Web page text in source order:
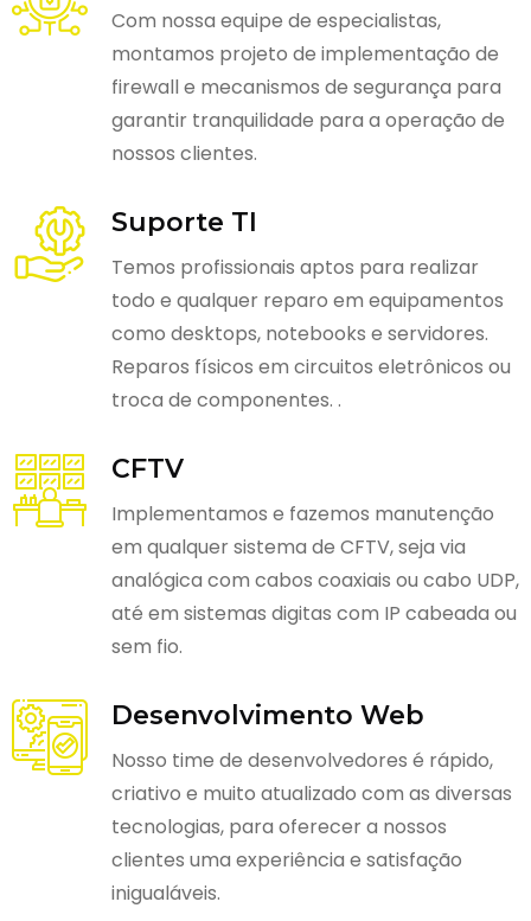
Com nossa equipe de especialistas,
montamos projeto de implementação de
firewall e mecanismos de segurança para
garantir tranquilidade para a operação de
nossos clientes.
Suporte TI
Temos profissionais aptos para realizar
todo e qualquer reparo em equipamentos
como desktops, notebooks e servidores.
Reparos físicos em circuitos eletrônicos ou
troca de componentes. .
CFTV
Implementamos e fazemos manutenção
em qualquer sistema de CFTV, seja via
analógica com cabos coaxiais ou cabo UDP,
até em sistemas digitas com IP cabeada ou
sem fio.
Desenvolvimento Web
Nosso time de desenvolvedores é rápido,
criativo e muito atualizado com as diversas
tecnologias, para oferecer a nossos
clientes uma experiência e satisfação
inigualáveis.